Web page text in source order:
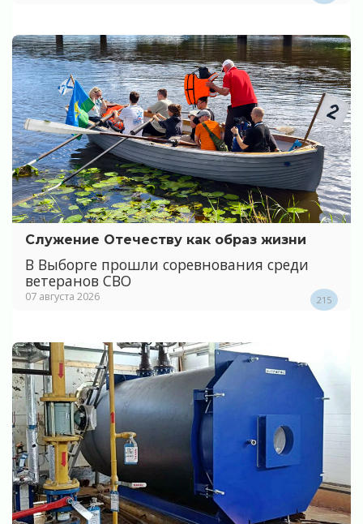
Служение Отечеству как образ жизни
В Выборге прошли соревнования среди
ветеранов СВО
07 августа 2026 215